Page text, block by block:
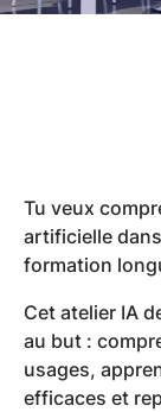
Tu veux
artificielle
formation
Cet atelier IA
au but :
usages,
efficaces et